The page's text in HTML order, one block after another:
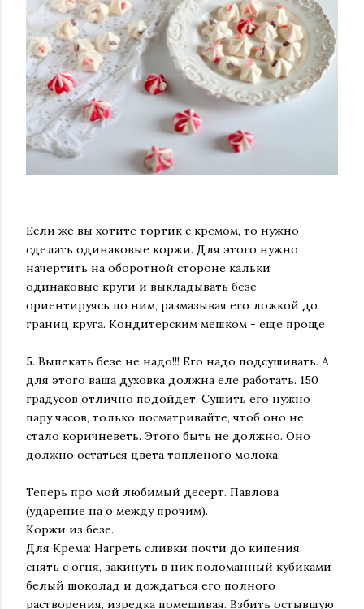
Если же вы хотите тортик с кремом, то нужно
сделать одинаковые коржи. Для этого нужно
начертить на оборотной стороне кальки
одинаковые круги и выкладывать безе
ориентируясь по ним, размазывая его ложкой до
границ круга. Кондитерским мешком - еще проще
5. Выпекать безе не надо!!! Его надо подсушивать. А
для этого ваша духовка должна еле работать. 150
градусов отлично подойдет. Сушить его нужно
пару часов, только посматривайте, чтоб оно не
стало коричневеть. Этого быть не должно. Оно
должно остаться цвета топленого молока.
Теперь про мой любимый десерт. Павлова
(ударение на о между прочим).
Коржи из безе.
Для Крема: Нагреть сливки почти до кипения,
снять с огня, закинуть в них поломанный кубиками
белый шоколад и дождаться его полного
растворения, изредка помешивая. Взбить остывшую